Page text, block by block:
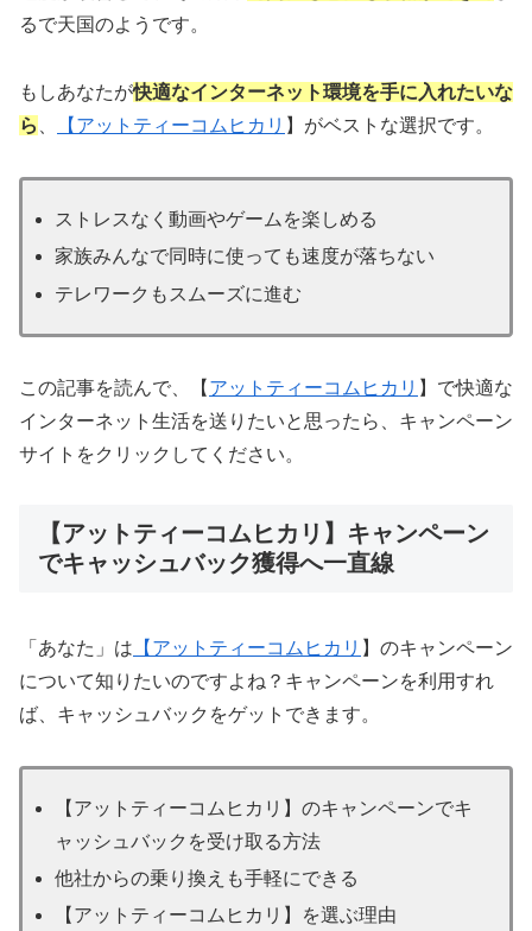
るで天国のようです。
もしあなたが快適なインターネット環境を手に入れたいな
ら
【 アットティーコムヒカリ 】がベストな選択です。
ストレスなく動画やゲームを楽しめる
家族みんなで同時に使っても速度が落ちない
テレワークもスムーズに進む
この記事を読んで、【 アットティーコムヒカリ 】で快適な
インターネット生活を送りたいと思ったら、キャンペーン
サイトをクリックしてください。
【アットティーコムヒカリ】キャンペーン
でキャッシュバック獲得へ一直線
「あなた」は 【 アットティーコムヒカリ 】のキャンペーン
について知りたいのですよね？キャンペーンを利用すれ
ば、キャッシュバックをゲットできます。
【アットティーコムヒカリ】のキャンペーンでキ
ャッシュバックを受け取る方法
他社からの乗り換えも手軽にできる
【アットティーコムヒカリ】を選ぶ理由